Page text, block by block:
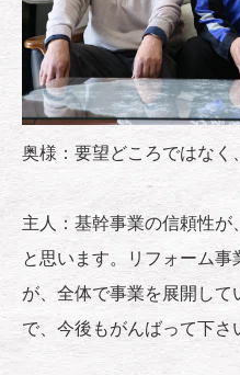
奥様：要望どころではなく
主人：基幹事業の信頼性
と思います。リフォーム
が、全体で事業を展開し
で、今後もがんばって下さ